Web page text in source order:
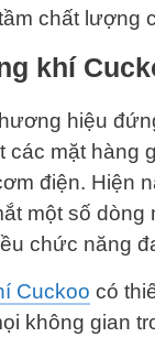
chất lượng
khí
hiệu
các mặt hàng
điện. Hiện
một số dòng
chức năng
Cuckoo có
không gian